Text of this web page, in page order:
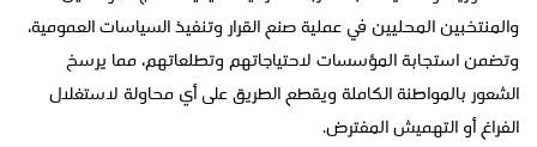
والمنتخبين المحليين في عملية صنع القرار وتنفيذ السياسات العمومية،
وتضمن استجابة المؤسسات لاحتياجاتهم وتطلعاتهم، مما يرسخ
الشعور بالمواطنة الكاملة ويقطع الطريق على أي محاولة لاستغلال
الفراغ أو التهميش المفترض.